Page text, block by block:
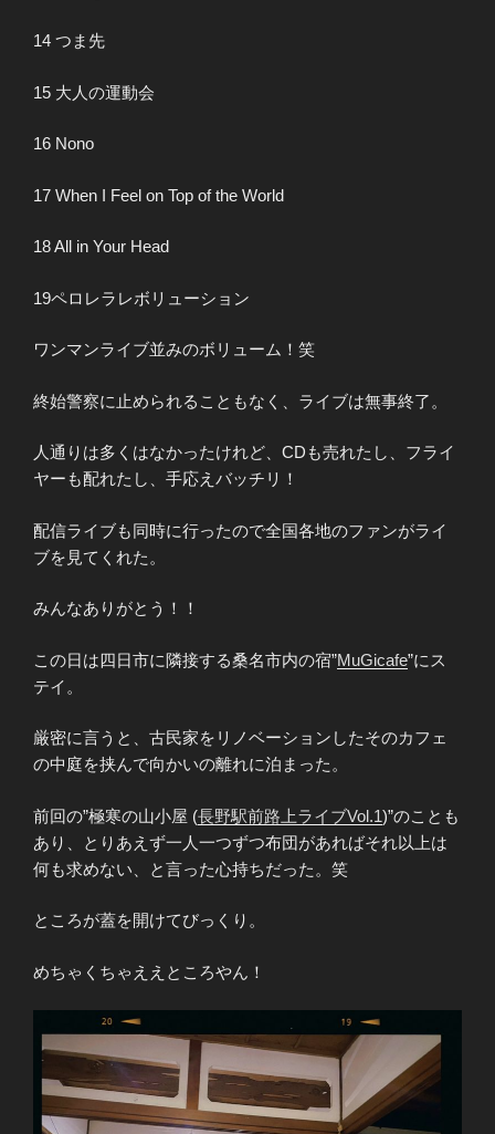
14 つま先
15 大人の運動会
16 Nono
17 When I Feel on Top of the World
18 All in Your Head
19ペロレラレボリューション
ワンマンライブ並みのボリューム！笑
終始警察に止められることもなく、ライブは無事終了。
人通りは多くはなかったけれど、CDも売れたし、フライ
ヤーも配れたし、手応えバッチリ！
配信ライブも同時に行ったので全国各地のファンがライ
ブを見てくれた。
みんなありがとう！！
この日は四日市に隣接する桑名市内の宿”MuGicafe”にス
テイ。
厳密に言うと、古民家をリノベーションしたそのカフェ
の中庭を挟んで向かいの離れに泊まった。
前回の”極寒の山小屋 (長野駅前路上ライブVol.1)”のことも
あり、とりあえず一人一つずつ布団があればそれ以上は
何も求めない、と言った心持ちだった。笑
ところが蓋を開けてびっくり。
めちゃくちゃええところやん！